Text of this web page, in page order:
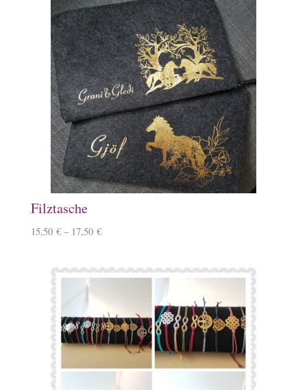
Filztasche
15,50 € – 17,50 €